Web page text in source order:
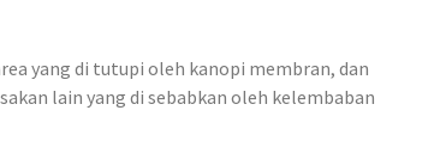
yang di tutupi oleh kanopi membran, dan
lain yang di sebabkan oleh kelembaban